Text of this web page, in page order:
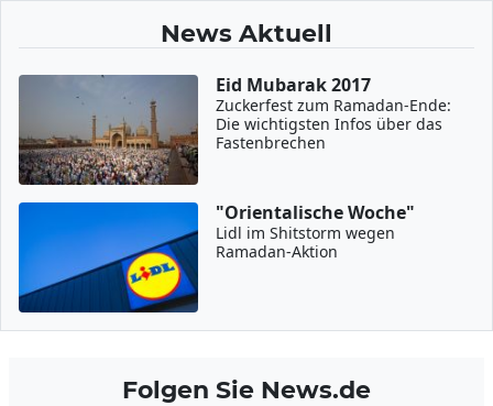
News Aktuell
Eid Mubarak 2017
Zuckerfest zum Ramadan-Ende:
Die wichtigsten Infos über das
Fastenbrechen
"Orientalische Woche"
Lidl im Shitstorm wegen
Ramadan-Aktion
Folgen Sie News.de